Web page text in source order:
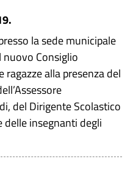
la sede municipale
Consiglio
ragazze alla presenza del
del Dirigente Scolastico
insegnanti degli